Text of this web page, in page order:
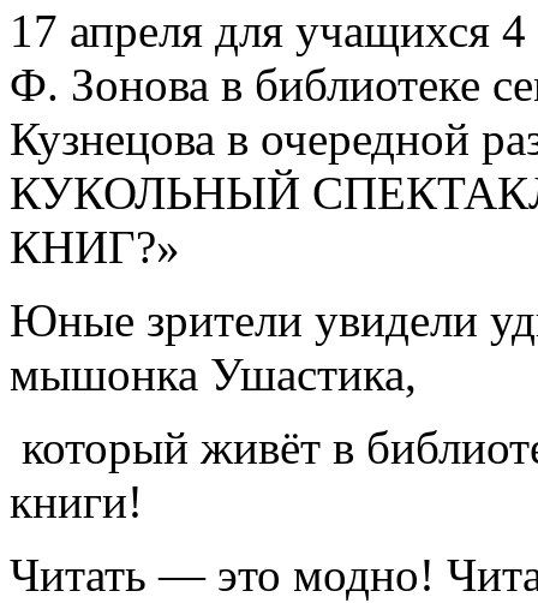
17 апреля для
Ф. Зонова в библиотеке
Кузнецова в очередной
КУКОЛЬНЫЙ
КНИГ?»
Юные зрители увидели
мышонка Ушастика,
который живёт в
книги!
Читать — это модно!